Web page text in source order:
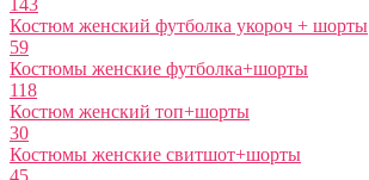
143
Костюм женский футболка укороч + шорты
59
Костюмы женские футболка+шорты
118
Костюм женский топ+шорты
30
Костюмы женские свитшот+шорты